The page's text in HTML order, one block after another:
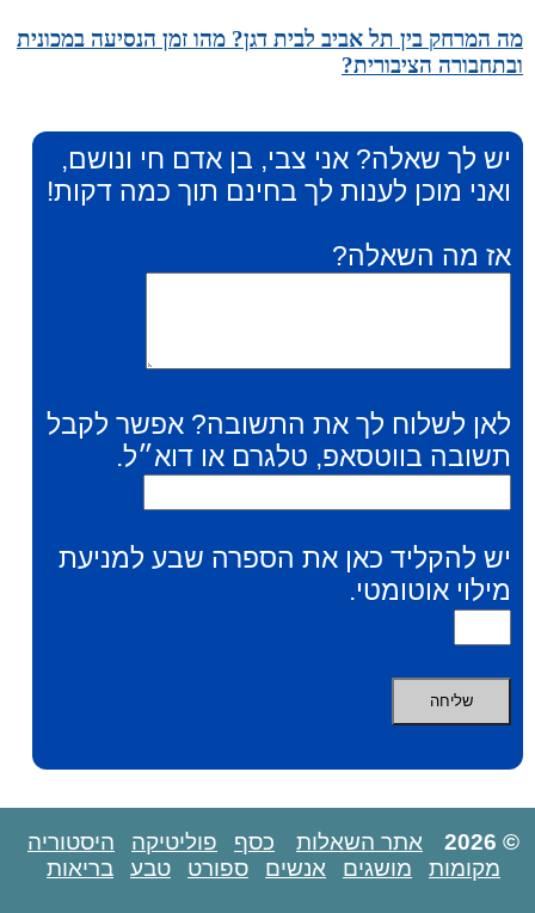
מה המרחק בין תל אביב לבית דגן? מהו זמן הנסיעה במכונית
ובתחבורה הציבורית?
יש לך שאלה? אני צבי, בן אדם חי ונושם,
ואני מוכן לענות לך בחינם תוך כמה דקות!
אז מה השאלה?
לאן לשלוח לך את התשובה? אפשר לקבל
תשובה בווטסאפ, טלגרם או דוא״ל.
יש להקליד כאן את הספרה שבע למניעת
מילוי אוטומטי.
© 2026 אתר השאלות כסף פוליטיקה
היסטוריה
מקומות
מושגים אנשים ספורט טבע בריאות